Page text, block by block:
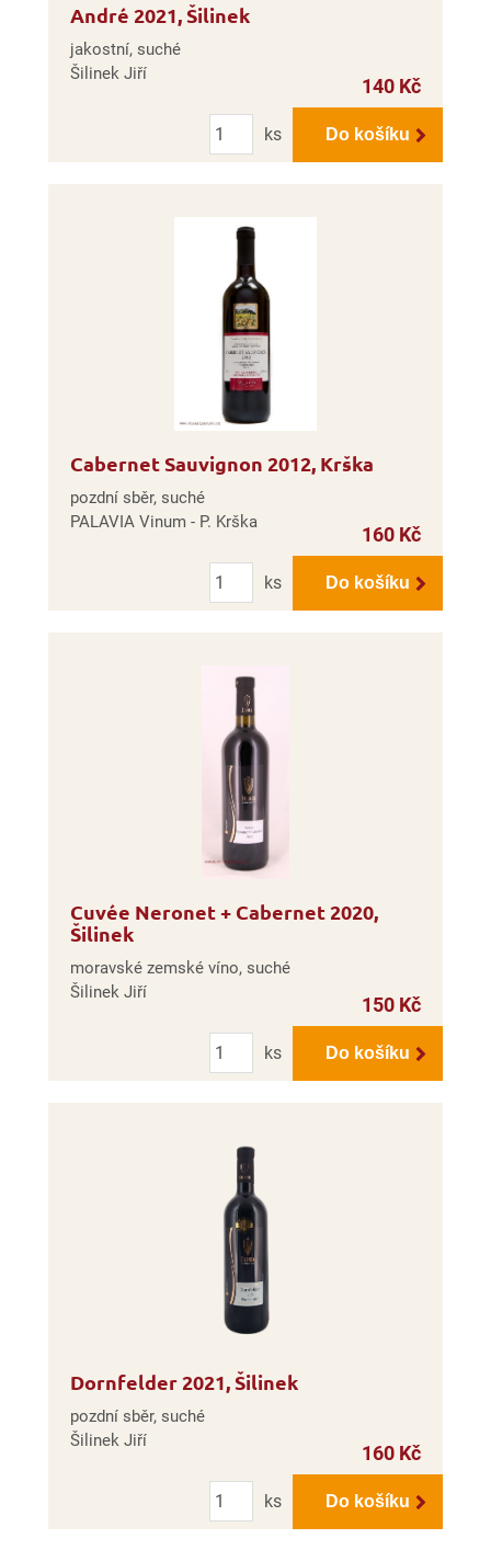
André 2021, Šilinek
jakostní, suché
Šilinek Jiří
140 Kč
Počet
ks
Do košíku
Cabernet Sauvignon 2012, Krška
pozdní sběr, suché
PALAVIA Vinum - P. Krška
160 Kč
Počet
ks
Do košíku
Cuvée Neronet + Cabernet 2020,
Šilinek
moravské zemské víno, suché
Šilinek Jiří
150 Kč
Počet
ks
Do košíku
Dornfelder 2021, Šilinek
pozdní sběr, suché
Šilinek Jiří
160 Kč
Počet
ks
Do košíku